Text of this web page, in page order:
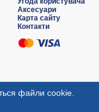
Аксесуари
Карта сайту
Контакти
файли cookie.